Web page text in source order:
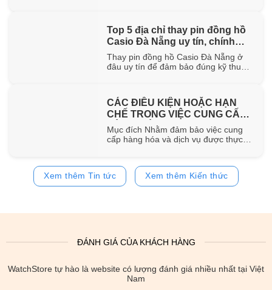
bên trong đồng hồ. Trong bài viết này,
WatchStore sẽ hướng dẫn chi tiết các
phương pháp sạc bằng ánh sáng mặt
trời, ánh [...]
Top 5 địa chỉ thay pin đồng hồ
Casio Đà Nẵng uy tín, chính
hãng
Thay pin đồng hồ Casio Đà Nẵng ở
đâu uy tín để đảm bảo đúng kỹ thuật
thay pin Casio đáng tin cậy tại Đà
Nẵng, đồng thời chia sẻ quy trình
thay pin và bảng giá tham [...]
CÁC ĐIỀU KIỆN HOẶC HẠN
CHẾ TRONG VIỆC CUNG CẤP
HÀNG HÓA, DỊCH VỤ
Mục đích Nhằm đảm bảo việc cung
cấp hàng hóa và dịch vụ được thực
khách hàng, website
https://www.watchstore.vn công bố
các điều kiện và giới hạn áp dụng đối
Xem thêm Tin tức Xem thêm Kiến thức
ĐÁNH GIÁ CỦA KHÁCH HÀNG
WatchStore tự hào là website có lượng đánh giá nhiều nhất tại Việt
Nam